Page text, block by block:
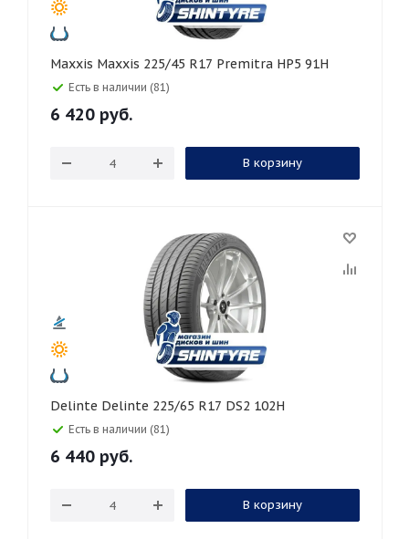
Maxxis Maxxis 225/45 R17 Premitra HP5 91H
Есть в наличии (81)
6 420 руб.
В корзину
Delinte Delinte 225/65 R17 DS2 102H
Есть в наличии (81)
6 440 руб.
В корзину